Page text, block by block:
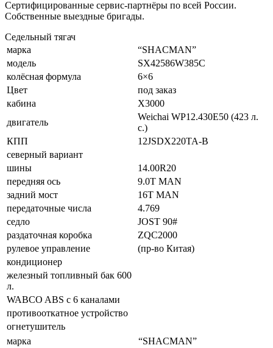
Сертифицированные сервис-партнёры по всей России.
Собственные выездные бригады.
Седельный тягач
марка
“SHACMAN”
модель
SX42586W385C
колёсная формула
6×6
Цвет
под заказ
кабина
X3000
двигатель
Weichai WP12.430E50 (423 л.
с.)
КПП
12JSDX220TA-B
северный вариант
шины
14.00R20
передняя ось
9.0T MAN
задний мост
16T MAN
передаточные числа
4.769
седло
JOST 90#
раздаточная коробка
ZQC2000
рулевое управление
(пр-во Китая)
кондиционер
железный топливный бак 600
л.
WABCO ABS с 6 каналами
противооткатное устройство
огнетушитель
марка
“SHACMAN”